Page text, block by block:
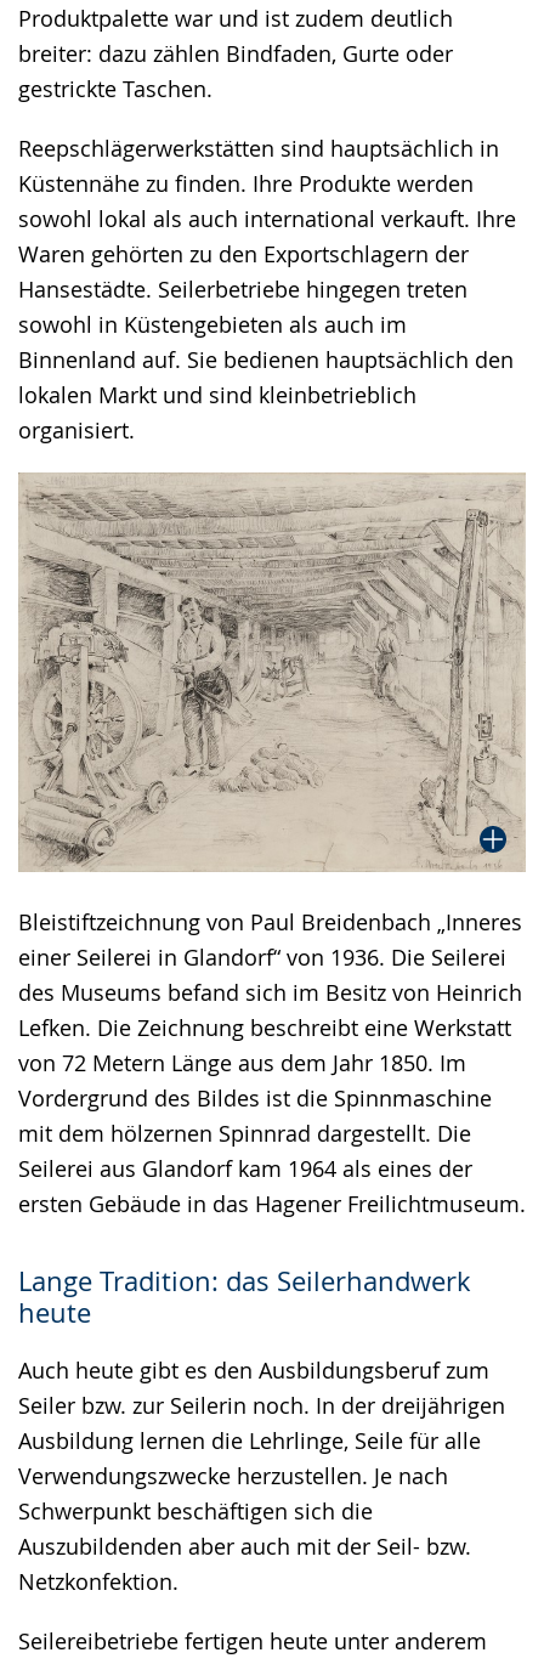
Produktpalette war und ist zudem deutlich
breiter: dazu zählen Bindfaden, Gurte oder
gestrickte Taschen.
Reepschlägerwerkstätten sind hauptsächlich in
Küstennähe zu finden. Ihre Produkte werden
sowohl lokal als auch international verkauft. Ihre
Waren gehörten zu den Exportschlagern der
Hansestädte. Seilerbetriebe hingegen treten
sowohl in Küstengebieten als auch im
Binnenland auf. Sie bedienen hauptsächlich den
lokalen Markt und sind kleinbetrieblich
organisiert.
Bleistiftzeichnung von Paul Breidenbach „Inneres
einer Seilerei in Glandorf“ von 1936. Die Seilerei
des Museums befand sich im Besitz von Heinrich
Lefken. Die Zeichnung beschreibt eine Werkstatt
von 72 Metern Länge aus dem Jahr 1850. Im
Vordergrund des Bildes ist die Spinnmaschine
mit dem hölzernen Spinnrad dargestellt. Die
Seilerei aus Glandorf kam 1964 als eines der
ersten Gebäude in das Hagener Freilichtmuseum.
Lange Tradition: das Seilerhandwerk
heute
Auch heute gibt es den Ausbildungsberuf zum
Seiler bzw. zur Seilerin noch. In der dreijährigen
Ausbildung lernen die Lehrlinge, Seile für alle
Verwendungszwecke herzustellen. Je nach
Schwerpunkt beschäftigen sich die
Auszubildenden aber auch mit der Seil- bzw.
Netzkonfektion.
Seilereibetriebe fertigen heute unter anderem